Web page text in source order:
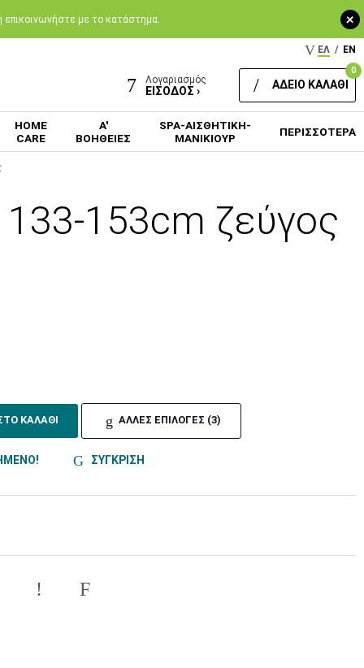
+
επικοινωνήστε με το κατάστημα.
ΕΛ / EN
Λογαριασμός
ΕΙΣΟΔΟΣ ›
0
ΑΔΕΙΟ ΚΑΛΑΘΙ
HOME
CARE
Α'
ΒΟΗΘΕΙΕΣ
SPA-ΑΙΣΘΗΤΙΚΗ-
ΜΑΝΙΚΙΟΥΡ
ΠΕΡΙΣΣΟΤΕΡΑ
153cm ζεύγος
ΚΑΛΑΘΙ ΑΛΛΕΣ ΕΠΙΛΟΓΕΣ (3)
ΣΥΓΚΡΙΣΗ